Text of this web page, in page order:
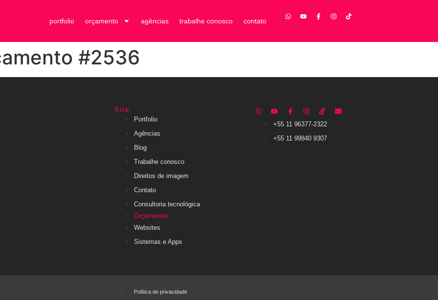
portfolio orçamento agências trabalhe conosco contato
#2536
Site
Portfolio
Agências
Blog
Trabalhe conosco
Direitos de imagem
Contato
Consultoria tecnológica
Orçamentos
Websites
Sistemas e Apps
+55 11 96377-2322
+55 11 99840 9307
Política de privacidade